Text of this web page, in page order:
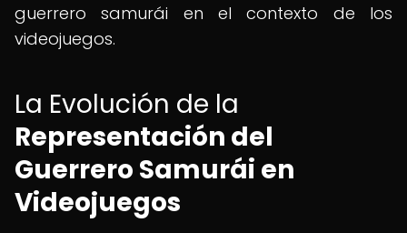
guerrero samurái en el contexto de los
videojuegos.
La Evolución de la
Representación del
Guerrero Samurái en
Videojuegos